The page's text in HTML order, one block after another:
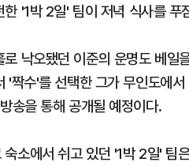
'1박 2일' 팀이 저녁 식사를
낙오됐던 이준의 운명도 베
'짝수'를 선택한 그가 무인도에
송을 통해 공개될 예정이다.
소에서 쉬고 있던 '1박 2일' 팀